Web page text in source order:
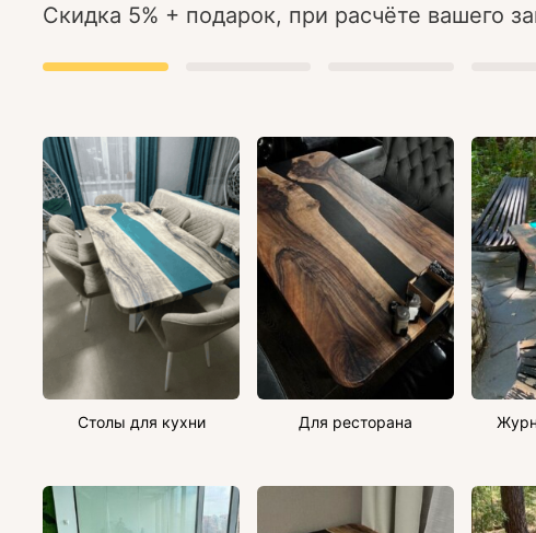
Скидка 5% + подарок, при расчёте вашего
Столы для кухни Для ресторана